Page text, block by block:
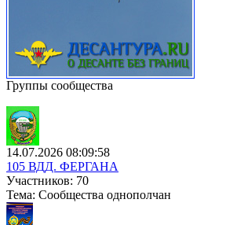
Группы сообщества
14.07.2026 08:09:58
105 ВДД. ФЕРГАНА
Участников: 70
Тема: Сообщества однополчан